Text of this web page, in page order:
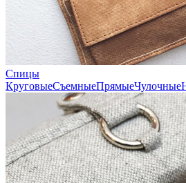
Спицы
КруговыеСъемныеПрямыеЧулочные